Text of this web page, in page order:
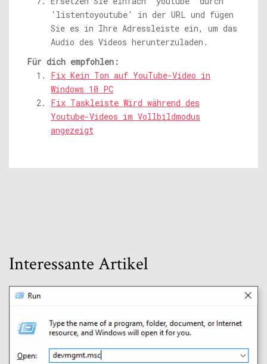
'listentoyoutube' in der URL und fügen
Sie es in Ihre Adressleiste ein, um das
Audio des Videos herunterzuladen.
Für dich empfohlen:
Fix Kein Ton auf YouTube-Video in
Windows 10 PC
Fix Taskleiste Wird während des
Youtube-Videos im Vollbildmodus
angezeigt
Interessante Artikel